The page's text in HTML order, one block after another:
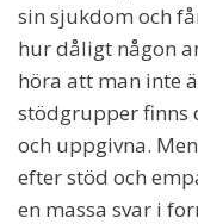
sin sjukdom och
hur dåligt någon
höra att man inte
stödgrupper finns
och uppgivna.
efter stöd och
en massa svar i